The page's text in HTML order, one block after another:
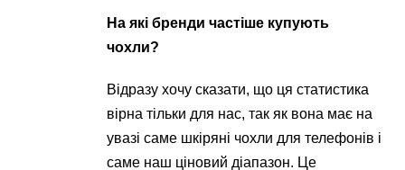
На які бренди частіше купують
чохли?
Відразу хочу сказати, що ця статистика
вірна тільки для нас, так як вона має на
увазі саме шкіряні чохли для телефонів і
саме наш ціновий діапазон. Це